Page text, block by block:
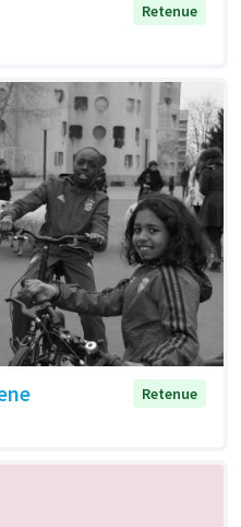
Retenue
Retenue